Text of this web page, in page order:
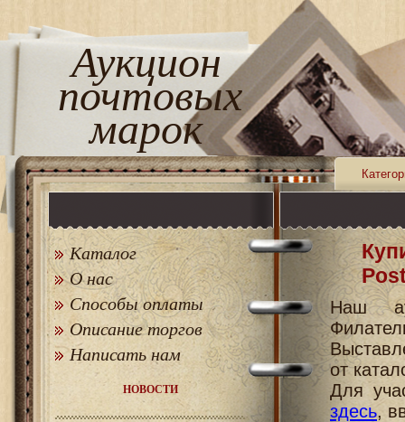
Аукцион
почтовых
марок
Каталог
О нас
Способы оплаты
Описание торгов
Написать нам
НОВОСТИ
Наш
от
Для
здесь,